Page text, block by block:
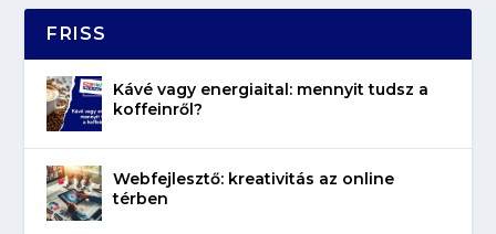
FRISS
Kávé vagy energiaital: mennyit tudsz a
koffeinről?
Webfejlesztő: kreativitás az online
térben